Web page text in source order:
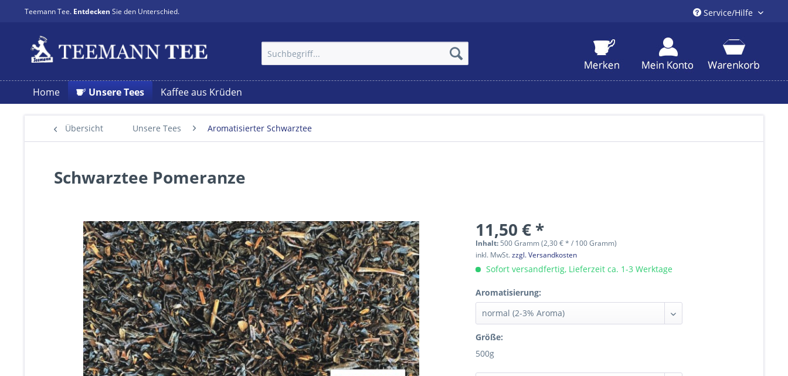
Teemann Tee. Entdecken Sie den Unterschied. Service/Hilfe
Home Unsere Tees Kaffee aus Krüden
Übersicht Unsere Tees Aromatisierter Schwarztee
Schwarztee Pomeranze
11,50 € *
Inhalt: 500 Gramm (2,30 € * / 100 Gramm)
inkl. MwSt.zzgl. Versandkosten
Sofort versandfertig, Lieferzeit ca. 1-3 Werktage
Aromatisierung:
Größe:
500g